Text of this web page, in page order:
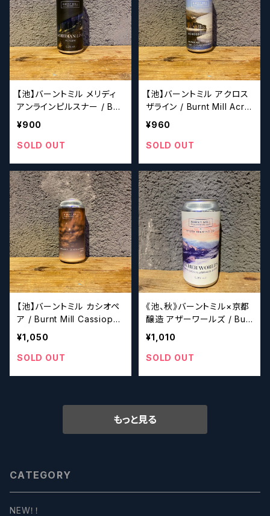
【池】バーントミル メリディ
アンラインピルスナー / Bur
nt Mill Meridian Line Pils
¥900
SOLD OUT
【池】バーントミル アクロス
ザライン / Burnt Mill Acro
ss the Line
¥960
SOLD OUT
【池】バーントミル カシオペ
ア / Burnt Mill Cassiopei
a
¥1,050
SOLD OUT
《池、秋》バーントミル×京都
醸造 アザーワールズ / Bur
nt Mill Brewery x Kyoto
Brewing Co. OTHER W
ORLDS
¥1,010
SOLD OUT
もっと見る
CATEGORY
NEW！！